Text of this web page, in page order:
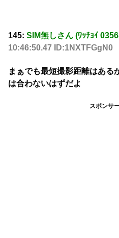
145: SIM無しさん (ﾜｯﾁｮｲ
10:46:50.47 ID:1NXTFGgN0
まぁでも最短撮影距離はある
は合わないはずだよ
スポンサ